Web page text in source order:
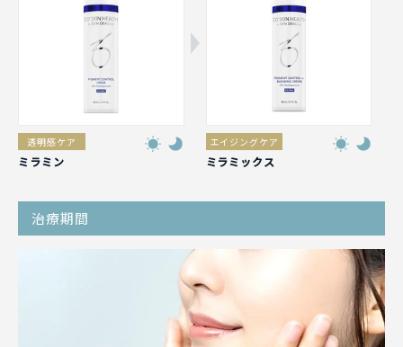
透明感ケア
ミラミン
エイジングケア
ミラミックス
治療期間